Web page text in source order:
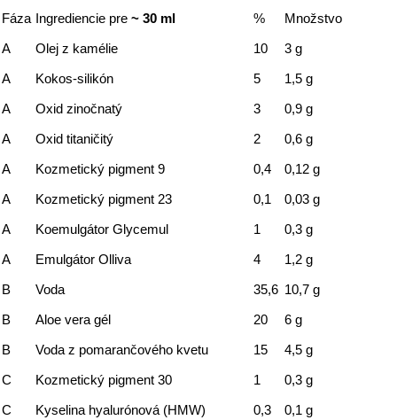
Fáza Ingrediencie pre ~ 30 ml %
Množstvo
A
Olej z kamélie 10
3 g
A
Kokos-silikón 5
1,5 g
A
Oxid zinočnatý 3
0,9 g
A
Oxid titaničitý 2
0,6 g
A
Kozmetický pigment 9 0,4
0,12 g
A
Kozmetický pigment 23 0,1
0,03 g
A
Koemulgátor Glycemul 1
0,3 g
A
Emulgátor Olliva 4
1,2 g
B
Voda 35,6 10,7 g
B
Aloe vera gél 20
6 g
B
Voda z pomarančového kvetu 15
4,5 g
C
Kozmetický pigment 30 1
0,3 g
C
Kyselina hyalurónová (HMW) 0,3
0,1 g